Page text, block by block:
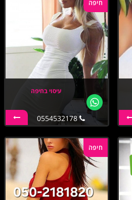
חיפה
עיסוי בחיפה
0554532178
חיפה